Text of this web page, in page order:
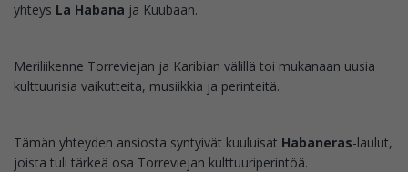
yhteys La Habana ja Kuubaan.
Meriliikenne Torreviejan ja Karibian välillä toi mukanaan uusia
kulttuurisia vaikutteita, musiikkia ja perinteitä.
Tämän yhteyden ansiosta syntyivät kuuluisat Habaneras-laulut,
joista tuli tärkeä osa Torreviejan kulttuuriperintöä.